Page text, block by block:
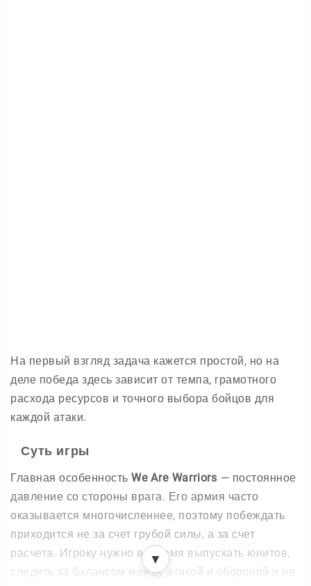
На первый взгляд задача кажется простой, но на
деле победа здесь зависит от темпа, грамотного
расхода ресурсов и точного выбора бойцов для
каждой атаки.
Суть игры
Главная особенность We Are Warriors — постоянное
давление со стороны врага. Его армия часто
оказывается многочисленнее, поэтому побеждать
приходится не за счет грубой силы, а за счет
расчета. Игроку нужно вовремя выпускать юнитов,
следить за балансом между атакой и обороной и не
▼